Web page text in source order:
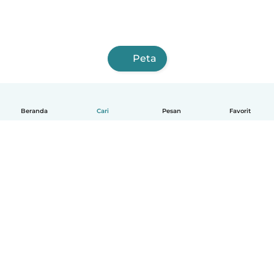
Beranda Cari Pesan Favorit
Peta